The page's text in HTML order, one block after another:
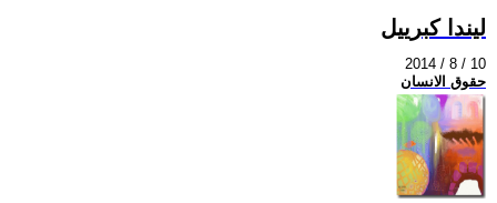
ليندا كبرييل
2014 / 8 / 10
حقوق الانسان